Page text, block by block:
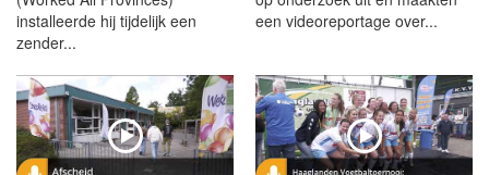
installeerde hij tijdelijk een
zender...
een videoreportage over...